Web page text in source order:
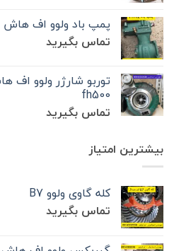
پمپ باد ولوو اف هاش FH12
تماس بگیرید
fh500
تماس بگیرید
بیشترین امتیاز
کله گاوی ولوو B7
تماس بگیرید